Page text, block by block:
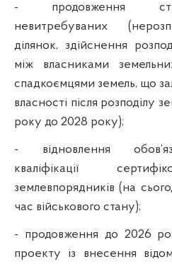
- продовження
невитребуваних
ділянок, здійснення
між власниками
спадкоємцями земель, що
власності після розподілу
року до 2028 року);
- відновлення
кваліфікації
землевпорядників (на
час військового стану);
- продовження до 2026
проекту із внесення